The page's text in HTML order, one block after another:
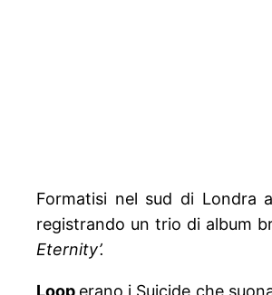
Formatisi nel sud di Londra
registrando un trio di album
Eternity’.
Loop erano i Suicide che